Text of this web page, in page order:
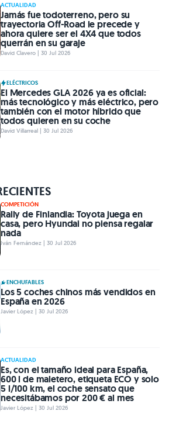
ACTUALIDAD
Jamás fue todoterreno, pero su
trayectoria Off-Road le precede y
ahora quiere ser el 4X4 que todos
querrán en su garaje
David Clavero | 30 Jul 2026
ELÉCTRICOS
El Mercedes GLA 2026 ya es oficial:
más tecnológico y más eléctrico, pero
también con el motor híbrido que
todos quieren en su coche
David Villarreal | 30 Jul 2026
COMPETICIÓN
Rally de Finlandia: Toyota juega en
casa, pero Hyundai no piensa regalar
nada
Iván Fernández | 30 Jul 2026
ENCHUFABLES
Los 5 coches chinos más vendidos en
España en 2026
Javier López | 30 Jul 2026
ACTUALIDAD
Es, con el tamaño ideal para España,
600 l de maletero, etiqueta ECO y solo
5 l/100 km, el coche sensato que
necesitábamos por 200 € al mes
Javier López | 30 Jul 2026